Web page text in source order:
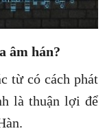
âm hán?
từ có cách phát
là thuận lợi để